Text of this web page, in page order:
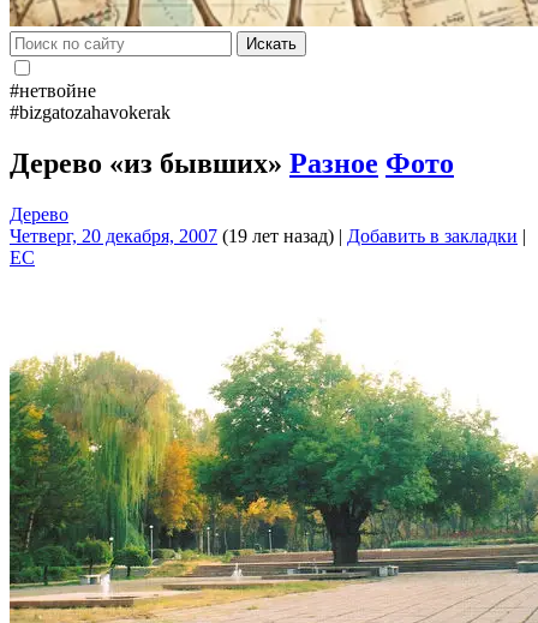
Искать
#нетвойне
#bizgatozahavokerak
Дерево «из бывших» Разное Фото
Дерево
Четверг, 20 декабря, 2007 (19 лет назад) | Добавить в закладки |
EC